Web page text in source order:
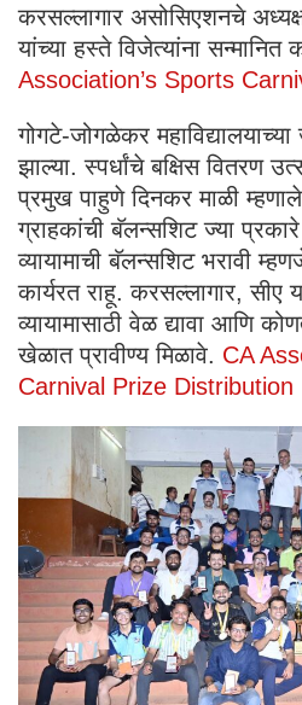
करसल्लागार असोसिएशनचे
यांच्या हस्ते विजेत्यांना
Association’s Sports
गोगटे-जोगळेकर महाविद्यालयाच्या
झाल्या. स्पर्धांचे बक्षिस वितरण
प्रमुख पाहुणे दिनकर माळी
ग्राहकांची बॅलन्सशिट ज्या
व्यायामाची बॅलन्सशिट भरावी
कार्यरत राहू. करसल्लागार, सीए
व्यायामासाठी वेळ द्यावा आणि
खेळात प्रावीण्य मिळावे. CA
Carnival Prize Distribution